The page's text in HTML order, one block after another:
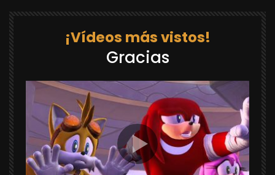
¡Vídeos más vistos!
Gracias